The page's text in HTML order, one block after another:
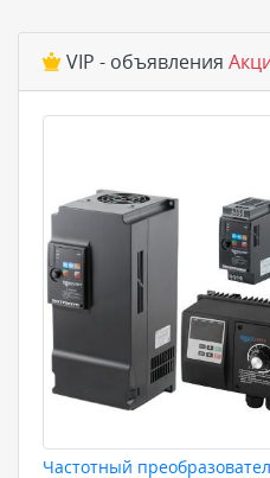
VIP - объявления
Частотный